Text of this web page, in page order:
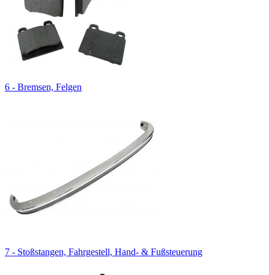
6 - Bremsen, Felgen
7 - Stoßstangen, Fahrgestell, Hand- & Fußsteuerung